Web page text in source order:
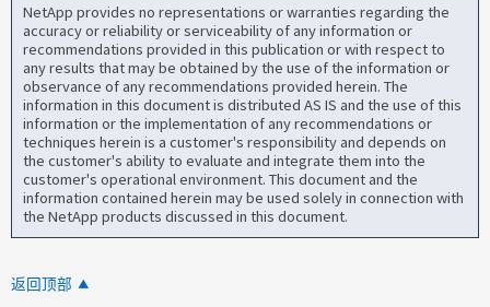
NetApp provides no representations or warranties regarding the
accuracy or reliability or serviceability of any information or
recommendations provided in this publication or with respect to
any results that may be obtained by the use of the information or
observance of any recommendations provided herein. The
information in this document is distributed AS IS and the use of this
information or the implementation of any recommendations or
techniques herein is a customer's responsibility and depends on
the customer's ability to evaluate and integrate them into the
customer's operational environment. This document and the
information contained herein may be used solely in connection with
the NetApp products discussed in this document.
返回顶部